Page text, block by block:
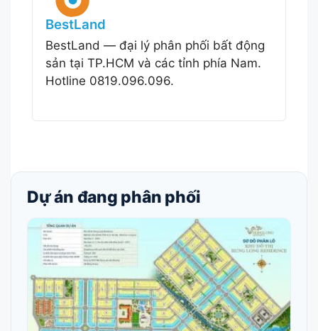
BestLand
BestLand — đại lý phân phối bất động
sản tại TP.HCM và các tỉnh phía Nam.
Hotline 0819.096.096.
Dự án đang phân phối